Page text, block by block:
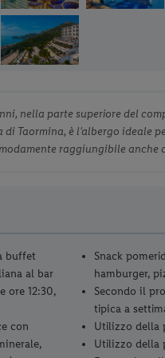
nella parte superiore del
Taormina, è l’albergo ideale
raggiungibile
buffet
al bar
ore 12:30,
con
Snack
hamburger,
Secondo il
tipica a
Utilizzo della
Utilizzo della